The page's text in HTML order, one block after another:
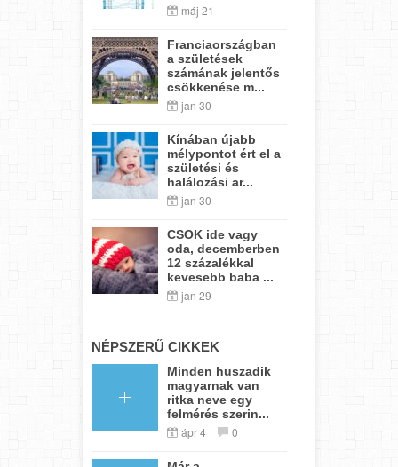
máj 21
Franciaországban
a születések
számának jelentős
csökkenése m...
jan 30
Kínában újabb
mélypontot ért el a
születési és
halálozási ar...
jan 30
CSOK ide vagy
oda, decemberben
12 százalékkal
kevesebb baba ...
jan 29
NÉPSZERŰ CIKKEK
Minden huszadik
magyarnak van
ritka neve egy
felmérés szerin...
ápr 4 0